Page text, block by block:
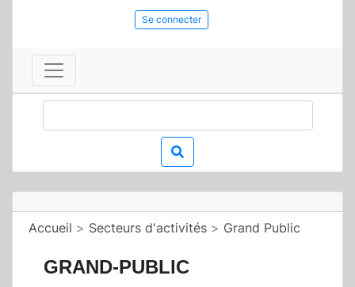
Se connecter
Accueil > Secteurs d'activités > Grand Public
GRAND-PUBLIC